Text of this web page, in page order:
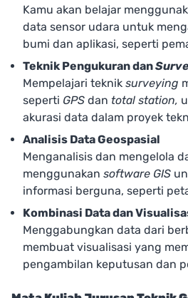
Kamu akan belajar
data sensor udara untuk
bumi dan aplikasi, seperti
Teknik Pengukuran dan
Mempelajari teknik surveying
seperti GPS dan total station,
akurasi data dalam proyek
Analisis Data Geospasial
Menganalisis dan mengelola
menggunakan software GIS
informasi berguna, seperti
Kombinasi Data dan
Menggabungkan data dari
membuat visualisasi yang
pengambilan keputusan dan